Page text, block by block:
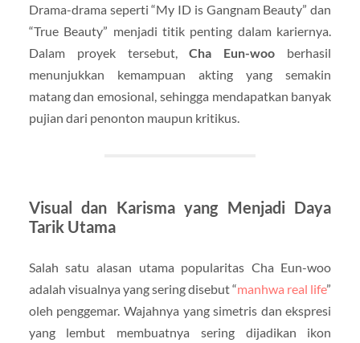
Drama-drama seperti “My ID is Gangnam Beauty” dan
“True Beauty” menjadi titik penting dalam kariernya.
Dalam proyek tersebut,Cha Eun-woo berhasil
menunjukkan kemampuan akting yang semakin
matang dan emosional, sehingga mendapatkan banyak
pujian dari penonton maupun kritikus.
Visual dan Karisma yang Menjadi Daya
Tarik Utama
Salah satu alasan utama popularitas Cha Eun-woo
adalah visualnya yang sering disebut “manhwa real life”
oleh penggemar. Wajahnya yang simetris dan ekspresi
yang lembut membuatnya sering dijadikan ikon